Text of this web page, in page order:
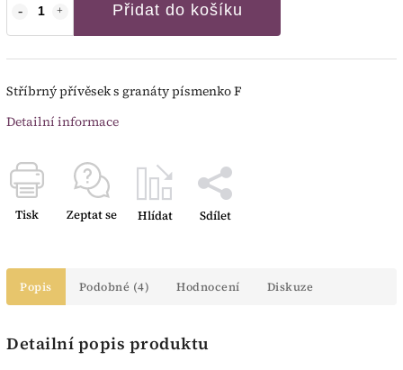
Přidat do košíku
Stříbrný přívěsek s granáty písmenko F
Detailní informace
Tisk Zeptat se Hlídat Sdílet
Popis Podobné (4) Hodnocení Diskuze
Detailní popis produktu